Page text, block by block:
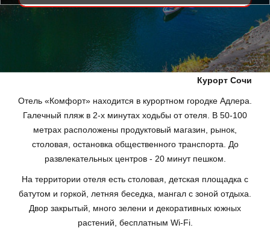
Курорт Сочи
Отель «Комфорт» находится в курортном городке Адлера.
Галечный пляж в 2-х минутах ходьбы от отеля. В 50-100
метрах расположены продуктовый магазин, рынок,
столовая, остановка общественного транспорта. До
развлекательных центров - 20 минут пешком.
На территории отеля есть столовая, детская площадка с
батутом и горкой, летняя беседка, мангал с зоной отдыха.
Двор закрытый, много зелени и декоративных южных
растений, бесплатным Wi-Fi.